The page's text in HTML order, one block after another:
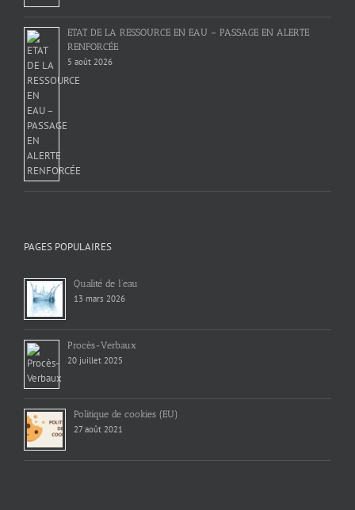
ETAT DE LA RESSOURCE EN EAU – PASSAGE EN ALERTE
RENFORCÉE
5 août 2026
PAGES POPULAIRES
Qualité de l’eau
13 mars 2026
Procès-Verbaux
20 juillet 2025
Politique de cookies (EU)
27 août 2021